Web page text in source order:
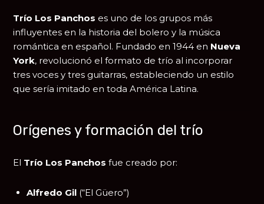
Trío Los Panchos es uno de los grupos más
influyentes en la historia del bolero y la música
romántica en español. Fundado en 1944 en Nueva
York, revolucionó el formato de trío al incorporar
tres voces y tres guitarras, estableciendo un estilo
que sería imitado en toda América Latina.
Orígenes y formación del trío
El Trío Los Panchos fue creado por:
Alfredo Gil (“El Güero”)